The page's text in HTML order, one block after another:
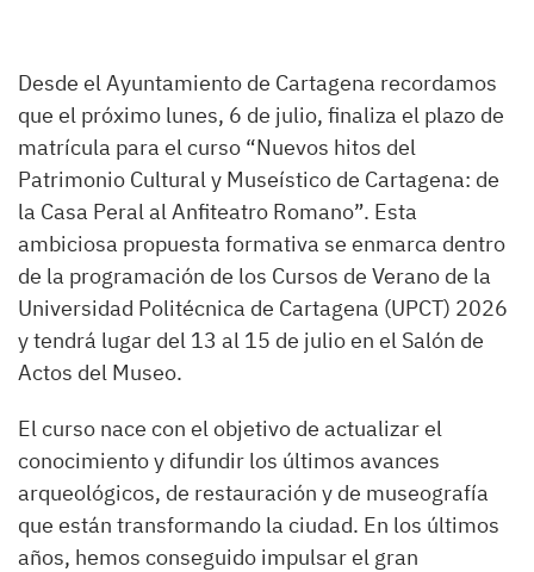
Desde el Ayuntamiento de Cartagena recordamos
que el próximo lunes, 6 de julio, finaliza el plazo de
matrícula para el curso “Nuevos hitos del
Patrimonio Cultural y Museístico de Cartagena: de
la Casa Peral al Anfiteatro Romano”. Esta
ambiciosa propuesta formativa se enmarca dentro
de la programación de los Cursos de Verano de la
Universidad Politécnica de Cartagena (UPCT) 2026
y tendrá lugar del 13 al 15 de julio en el Salón de
Actos del Museo.
El curso nace con el objetivo de actualizar el
conocimiento y difundir los últimos avances
arqueológicos, de restauración y de museografía
que están transformando la ciudad. En los últimos
años, hemos conseguido impulsar el gran